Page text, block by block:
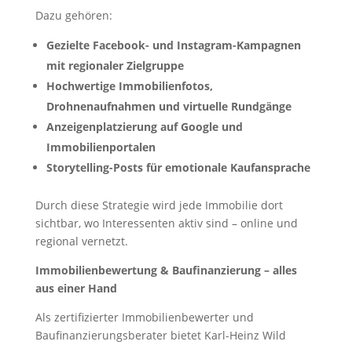
Dazu gehören:
Gezielte Facebook- und Instagram-Kampagnen
mit regionaler Zielgruppe
Hochwertige Immobilienfotos,
Drohnenaufnahmen und virtuelle Rundgänge
Anzeigenplatzierung auf Google und
Immobilienportalen
Storytelling-Posts für emotionale Kaufansprache
Durch diese Strategie wird jede Immobilie dort
sichtbar, wo Interessenten aktiv sind – online und
regional vernetzt.
Immobilienbewertung & Baufinanzierung – alles
aus einer Hand
Als zertifizierter Immobilienbewerter und
Baufinanzierungsberater bietet Karl-Heinz Wild